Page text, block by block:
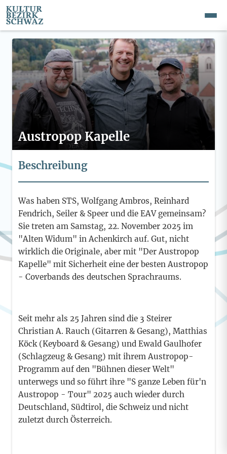
Austropop Kapelle
Beschreibung
Was haben STS, Wolfgang Ambros, Reinhard
Fendrich, Seiler & Speer und die EAV gemeinsam?
Sie treten am Samstag, 22. November 2025 im
"Alten Widum" in Achenkirch auf. Gut, nicht
wirklich die Originale, aber mit "Der Austropop
Kapelle" mit Sicherheit eine der besten Austropop
- Coverbands des deutschen Sprachraums.
Seit mehr als 25 Jahren sind die 3 Steirer
Christian A. Rauch (Gitarren & Gesang), Matthias
Köck (Keyboard & Gesang) und Ewald Gaulhofer
(Schlagzeug & Gesang) mit ihrem Austropop-
Programm auf den "Bühnen dieser Welt"
unterwegs und so führt ihre "S ganze Leben für'n
Austropop - Tour" 2025 auch wieder durch
Deutschland, Südtirol, die Schweiz und nicht
zuletzt durch Österreich.